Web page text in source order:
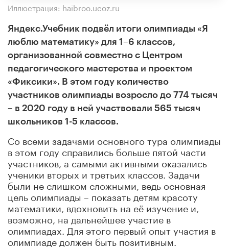
Иллюстрация: haibroo.ucoz.ru
Яндекс.Учебник подвёл итоги олимпиады «Я
люблю математику» для 1–6 классов,
организованной совместно с Центром
педагогического мастерства и проектом
«Фиксики». В этом году количество
участников олимпиады возросло до 774 тысяч
– в 2020 году в ней участвовали 565 тысяч
школьников 1-5 классов.
Со всеми задачами основного тура олимпиады
в этом году справились больше пятой части
участников, а самыми активными оказались
ученики вторых и третьих классов. Задачи
были не слишком сложными, ведь основная
цель олимпиады – показать детям красоту
математики, вдохновить на её изучение и,
возможно, на дальнейшее участие в
олимпиадах. Для этого первый опыт участия в
олимпиаде должен быть позитивным.